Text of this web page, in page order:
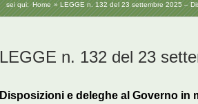
sei qui: Home LEGGE n. 132 del 23 settembre 2025 –
LEGGE n. 132 del 23
Disposizioni e deleghe al Governo in